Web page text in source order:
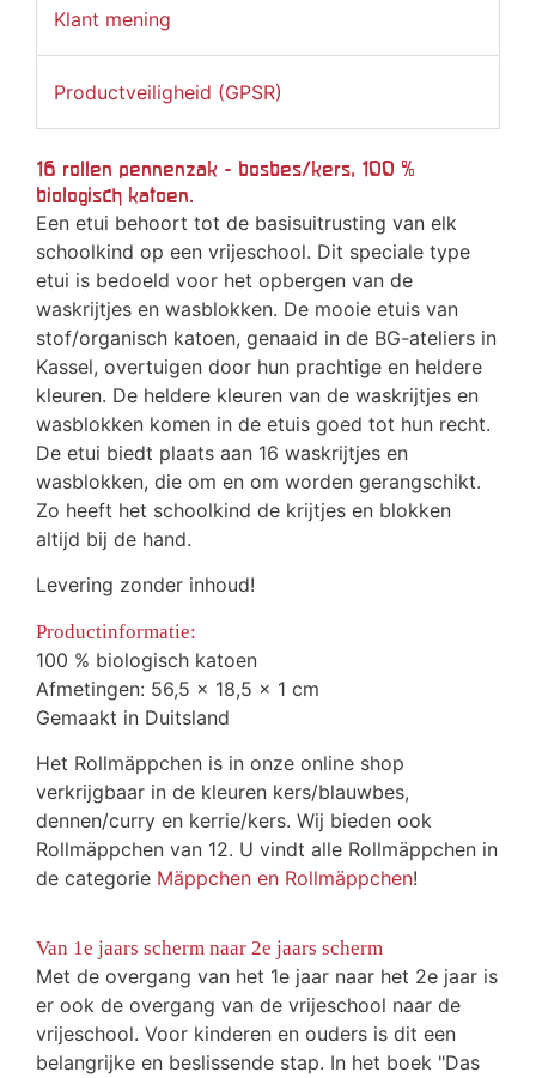
Klant mening
Productveiligheid (GPSR)
16 rollen pennenzak - bosbes/kers, 100 %
biologisch katoen.
Een etui behoort tot de basisuitrusting van elk
schoolkind op een vrijeschool. Dit speciale type
etui is bedoeld voor het opbergen van de
waskrijtjes en wasblokken. De mooie etuis van
stof/organisch katoen, genaaid in de BG-ateliers in
Kassel, overtuigen door hun prachtige en heldere
kleuren. De heldere kleuren van de waskrijtjes en
wasblokken komen in de etuis goed tot hun recht.
De etui biedt plaats aan 16 waskrijtjes en
wasblokken, die om en om worden gerangschikt.
Zo heeft het schoolkind de krijtjes en blokken
altijd bij de hand.
Levering zonder inhoud!
Productinformatie:
100 % biologisch katoen
Afmetingen: 56,5 x 18,5 x 1 cm
Gemaakt in Duitsland
Het Rollmäppchen is in onze online shop
verkrijgbaar in de kleuren kers/blauwbes,
dennen/curry en kerrie/kers. Wij bieden ook
Rollmäppchen van 12. U vindt alle Rollmäppchen in
de categorie Mäppchen en Rollmäppchen!
Van 1e jaars scherm naar 2e jaars scherm
Met de overgang van het 1e jaar naar het 2e jaar is
er ook de overgang van de vrijeschool naar de
vrijeschool. Voor kinderen en ouders is dit een
belangrijke en beslissende stap. In het boek "Das